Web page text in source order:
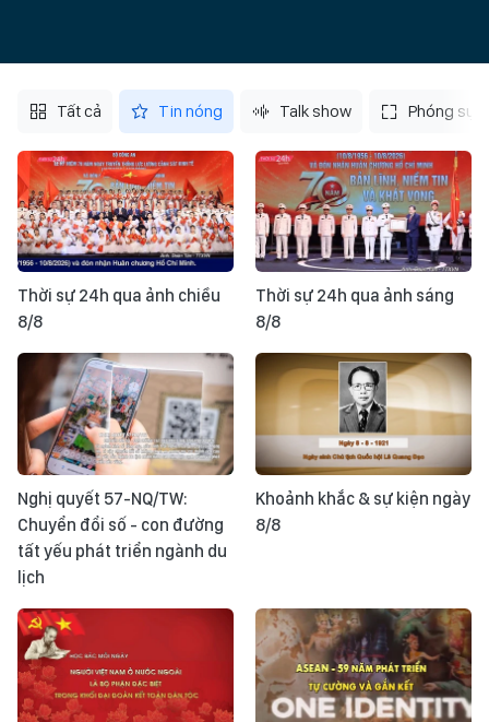
Tất cả Tin nóng Talk show Phóng sự
Thời sự 24h qua ảnh chiều
8/8
Thời sự 24h qua ảnh sáng
8/8
Nghị quyết 57-NQ/TW:
Chuyển đổi số - con đường
tất yếu phát triển ngành du
lịch
Khoảnh khắc & sự kiện ngày
8/8